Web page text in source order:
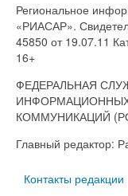
Региональное
«РИАСАР».
45850 от 19.07.11
16+
ФЕДЕРАЛЬНАЯ
КОММУНИКАЦИЙ
Главный редактор:
Контакты редакции